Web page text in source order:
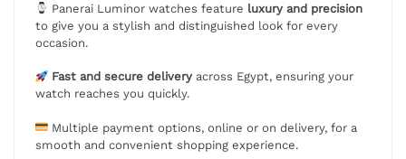
Panerai Luminor watches feature luxury and precision
to give you a stylish and distinguished look for every
occasion.
Fast and secure delivery across Egypt, ensuring your
watch reaches you quickly.
Multiple payment options, online or on delivery, for a
smooth and convenient shopping experience.